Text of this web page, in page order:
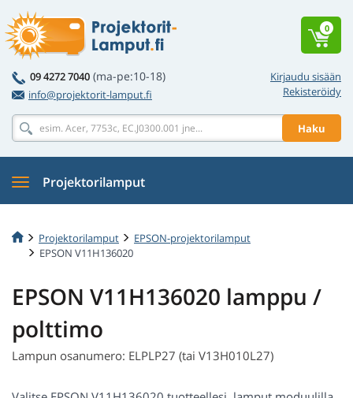
Kirjaudu sisään
Rekisteröidy
09 4272 7040 (ma-pe:10-18)
info@projektorit-lamput.fi
Haku
0
Projektorilamput
Projektorilamput
EPSON-projektorilamput
EPSON V11H136020
EPSON V11H136020 lamppu /
polttimo
Lampun osanumero: ELPLP27 (tai V13H010L27)